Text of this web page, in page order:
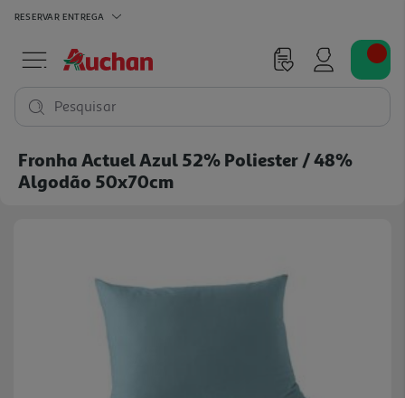
RESERVAR ENTREGA
Pesquisar
Fronha Actuel Azul 52% Poliester / 48%
Algodão 50x70cm